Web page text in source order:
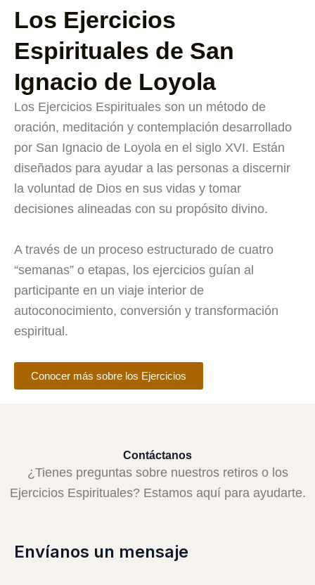
Los Ejercicios
Espirituales de San
Ignacio de Loyola
Los Ejercicios Espirituales son un método de
oración, meditación y contemplación desarrollado
por San Ignacio de Loyola en el siglo XVI. Están
diseñados para ayudar a las personas a discernir
la voluntad de Dios en sus vidas y tomar
decisiones alineadas con su propósito divino.
A través de un proceso estructurado de cuatro
“semanas” o etapas, los ejercicios guían al
participante en un viaje interior de
autoconocimiento, conversión y transformación
espiritual.
Conocer más sobre los Ejercicios
Contáctanos
¿Tienes preguntas sobre nuestros retiros o los
Ejercicios Espirituales? Estamos aquí para ayudarte.
Envíanos un mensaje